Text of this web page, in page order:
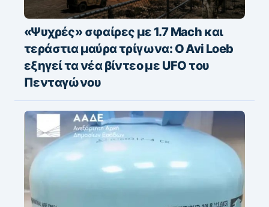
«Ψυχρές» σφαίρες με 1.7 Mach και
τεράστια μαύρα τρίγωνα: Ο Avi Loeb
εξηγεί τα νέα βίντεο με UFO του
Πενταγώνου